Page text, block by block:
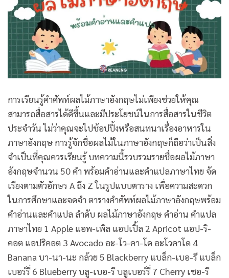
การเรียนรู้คำศัพท์ผลไม้ภาษาอังกฤษไม่เพียงช่วยให้คุณ
สามารถสื่อสารได้ดีขึ้นและมีประโยชน์ในการสื่อสารในชีวิต
ประจำวัน ไม่ว่าคุณจะไปช้อปปิ้งหรือสนทนาเรื่องอาหารใน
ภาษาอังกฤษ การรู้จักชื่อผลไม้ในภาษาอังกฤษก็ถือว่าเป็นสิ่ง
จำเป็นที่คุณควรเรียนรู้ บทความนี้รวบรวมรายชื่อผลไม้ภาษา
อังกฤษจำนวน 50 คำ พร้อมคำอ่านและคำแปลภาษาไทย จัด
เรียงตามตัวอักษร A ถึง Z ในรูปแบบตาราง เพื่อความสะดวก
ในการศึกษาและจดจำ ตารางคำศัพท์ผลไม้ภาษาอังกฤษพร้อม
คำอ่านและคำแปล ลำดับ ผลไม้ภาษาอังกฤษ คำอ่าน คำแปล
ภาษาไทย 1 Apple แอพ-เพิล แอปเปิ้ล 2 Apricot แอป-ริ-
คอต แอปริคอต 3 Avocado อะ-โว-คา-โด อะโวคาโด 4
Banana บา-นา-นะ กล้วย 5 Blackberry แบล็ก-เบอ-รี แบล็ก
เบอร์รี่ 6 Blueberry บลู-เบอ-รี บลูเบอร์รี่ 7 Cherry เชอ-รี